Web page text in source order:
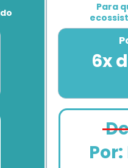
Para
6x
Por: